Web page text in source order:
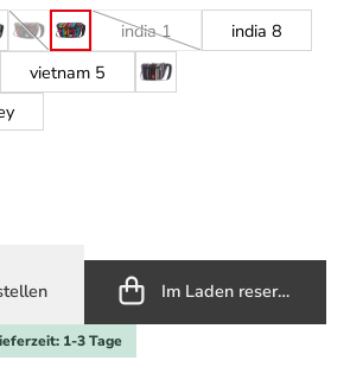
1 11
guatemala 13
(Diese Option ist zurzeit nicht verfügbar.)
guatemala 14
india 1
(Diese Option ist zurzeit nicht
india 8
vietnam 5
vietnam 6
Im Laden reservieren
1-3 Tage